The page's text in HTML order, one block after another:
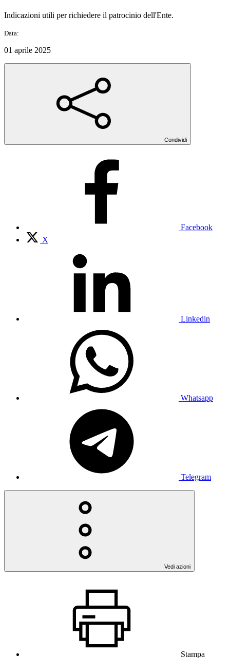
Indicazioni utili per richiedere il patrocinio dell'Ente.
Data:
01 aprile 2025
Condividi
Facebook
X
Linkedin
Whatsapp
Telegram
Vedi azioni
Stampa